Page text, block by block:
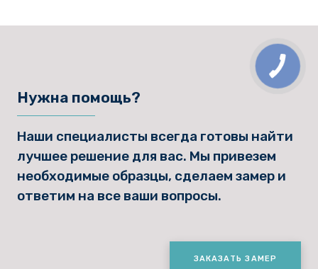
Нужна помощь?
Наши специалисты всегда готовы найти
лучшее решение для вас. Мы привезем
необходимые образцы, сделаем замер и
ответим на все ваши вопросы.
ЗАКАЗАТЬ ЗАМЕР